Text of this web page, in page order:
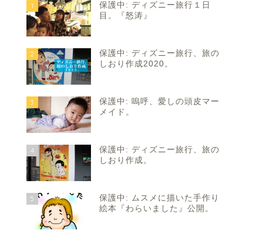
父娘生活スタート。
2020年7月24日
越えろ90点。
1
保護中: ディズニー旅行１日
目。『怒涛』
2
保護中: ディズニー旅行、旅の
しおり作成2020。
3
保護中: 嗚呼、愛しの頭皮マー
メイド。
4
保護中: ディズニー旅行、旅の
しおり作成。
5
保護中: ムスメに描いた手作り
絵本『わらいました』公開。